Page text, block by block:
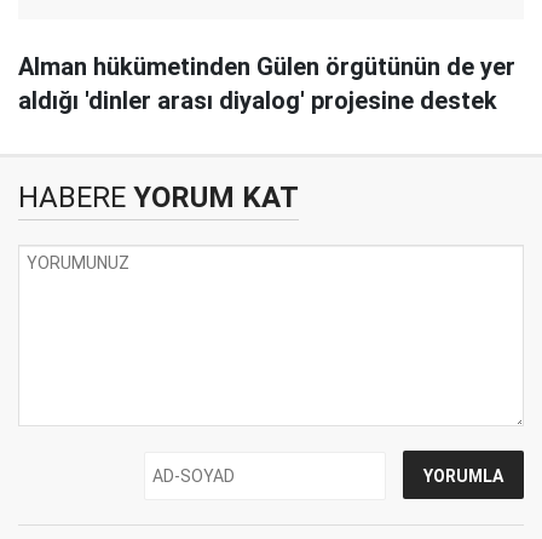
Alman hükümetinden Gülen örgütünün de yer
aldığı 'dinler arası diyalog' projesine destek
HABERE YORUM KAT